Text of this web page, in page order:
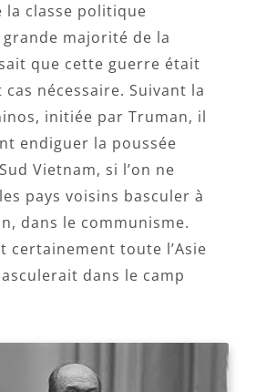
classe politique
majorité de la
que cette guerre était
nécessaire. Suivant la
initiée par Truman, il
endiguer la poussée
Vietnam, si l’on ne
pays voisins basculer à
dans le communisme.
certainement toute l’Asie
dans le camp